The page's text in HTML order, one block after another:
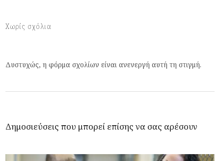
Χωρίς σχόλια
Δυστυχώς, η φόρμα σχολίων είναι ανενεργή αυτή τη στιγμή.
Δημοσιεύσεις που μπορεί επίσης να σας αρέσουν